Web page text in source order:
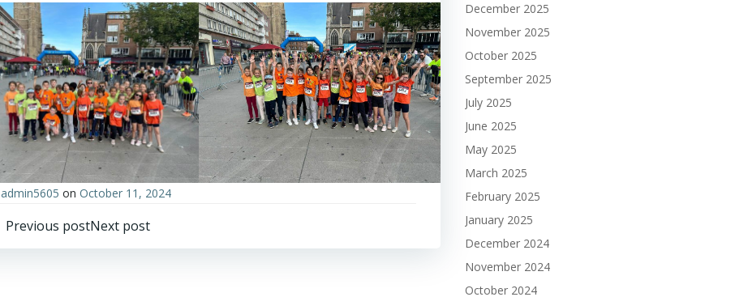
admin5605 on October 11, 2024
Post
Previous postPost
Next post
December 2025
November 2025
October 2025
September 2025
July 2025
June 2025
May 2025
March 2025
February 2025
January 2025
December 2024
November 2024
October 2024